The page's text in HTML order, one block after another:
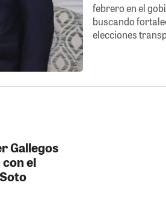
febrero en el
buscando
elecciones
Gallegos
el